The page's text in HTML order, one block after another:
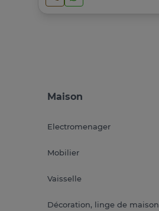
Maison
Electromenager
Mobilier
Vaisselle
Décoration, linge de maison